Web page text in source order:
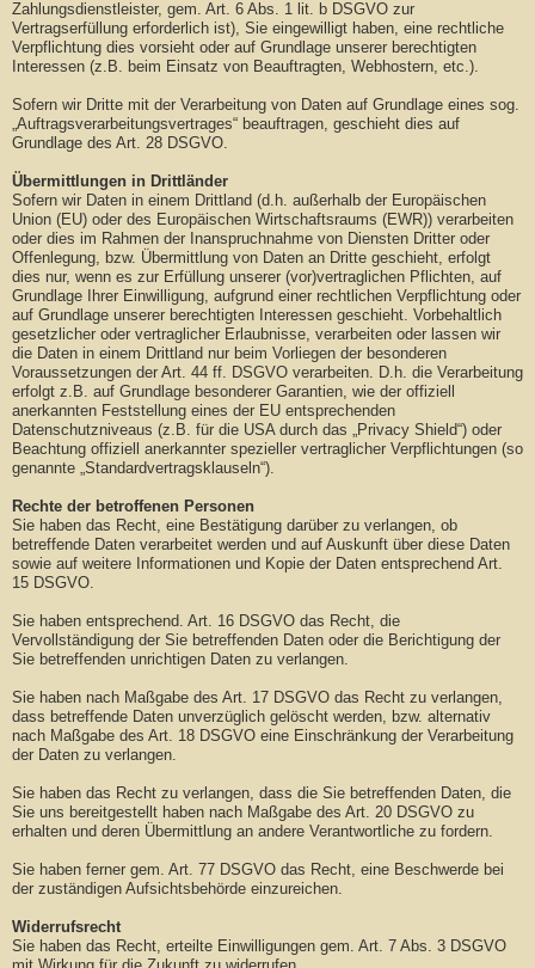
Zahlungsdienstleister, gem. Art. 6 Abs. 1 lit. b DSGVO zur
Vertragserfüllung erforderlich ist), Sie eingewilligt haben, eine rechtliche
Verpflichtung dies vorsieht oder auf Grundlage unserer berechtigten
Interessen (z.B. beim Einsatz von Beauftragten, Webhostern, etc.).
Sofern wir Dritte mit der Verarbeitung von Daten auf Grundlage eines sog.
„Auftragsverarbeitungsvertrages“ beauftragen, geschieht dies auf
Grundlage des Art. 28 DSGVO.
Übermittlungen in Drittländer
Sofern wir Daten in einem Drittland (d.h. außerhalb der Europäischen
Union (EU) oder des Europäischen Wirtschaftsraums (EWR)) verarbeiten
oder dies im Rahmen der Inanspruchnahme von Diensten Dritter oder
Offenlegung, bzw. Übermittlung von Daten an Dritte geschieht, erfolgt
dies nur, wenn es zur Erfüllung unserer (vor)vertraglichen Pflichten, auf
Grundlage Ihrer Einwilligung, aufgrund einer rechtlichen Verpflichtung oder
auf Grundlage unserer berechtigten Interessen geschieht. Vorbehaltlich
gesetzlicher oder vertraglicher Erlaubnisse, verarbeiten oder lassen wir
die Daten in einem Drittland nur beim Vorliegen der besonderen
Voraussetzungen der Art. 44 ff. DSGVO verarbeiten. D.h. die Verarbeitung
erfolgt z.B. auf Grundlage besonderer Garantien, wie der offiziell
anerkannten Feststellung eines der EU entsprechenden
Datenschutzniveaus (z.B. für die USA durch das „Privacy Shield“) oder
Beachtung offiziell anerkannter spezieller vertraglicher Verpflichtungen (so
genannte „Standardvertragsklauseln“).
Rechte der betroffenen Personen
Sie haben das Recht, eine Bestätigung darüber zu verlangen, ob
betreffende Daten verarbeitet werden und auf Auskunft über diese Daten
sowie auf weitere Informationen und Kopie der Daten entsprechend Art.
15 DSGVO.
Sie haben entsprechend. Art. 16 DSGVO das Recht, die
Vervollständigung der Sie betreffenden Daten oder die Berichtigung der
Sie betreffenden unrichtigen Daten zu verlangen.
Sie haben nach Maßgabe des Art. 17 DSGVO das Recht zu verlangen,
dass betreffende Daten unverzüglich gelöscht werden, bzw. alternativ
nach Maßgabe des Art. 18 DSGVO eine Einschränkung der Verarbeitung
der Daten zu verlangen.
Sie haben das Recht zu verlangen, dass die Sie betreffenden Daten, die
Sie uns bereitgestellt haben nach Maßgabe des Art. 20 DSGVO zu
erhalten und deren Übermittlung an andere Verantwortliche zu fordern.
Sie haben ferner gem. Art. 77 DSGVO das Recht, eine Beschwerde bei
der zuständigen Aufsichtsbehörde einzureichen.
Widerrufsrecht
Sie haben das Recht, erteilte Einwilligungen gem. Art. 7 Abs. 3 DSGVO